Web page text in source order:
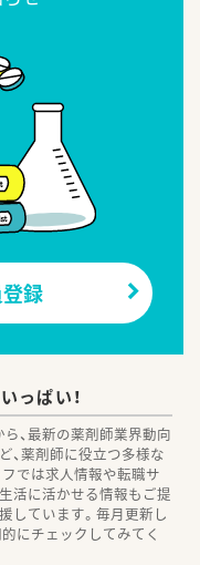
登録
っぱい！
、最新の薬剤師業界動向
、薬剤師に役立つ多様な
では求人情報や転職サ
活に活かせる情報もご提
しています。毎月更新し
にチェックしてみてく